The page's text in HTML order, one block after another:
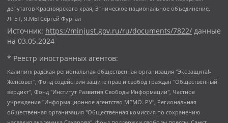
депутатов Красноярского края, Этническое национальное объединение,
ЛГБТ, Я.МЫ Сергей Фургал
Источник: https://minjust.gov.ru/ru/documents/7822/ данные
на 03.05.2024
* Реестр иностранных агентов:
Калининградская региональная общественная организация "Экозащита!-Женсовет", Фонд содействия защите прав и свобод граждан "Общественный вердикт", Фонд "Институт Развития Свободы Информации", Частное учреждение "Информационное агентство МЕМО. РУ", Региональная общественная организация "Общественная комиссия по сохранению наследия академика Сахарова", Фонд поддержки свободы прессы, Санкт-Петербургская общественная правозащитная организация "Гражданский контроль", Межрегиональная общественная организация "Информационно-просветительский центр "Мемориал", Региональный Фонд "Центр Защиты Прав Средств Массовой Информации", с 05.12.2023 Фонд "Центр Защиты Прав Средств массовой информации", Региональная общественная благотворительная организация помощи беженцам и мигрантам "Гражданское содействие", Негосударственное образовательное учреждение дополнительного профессионального образования (повышение квалификации) специалистов "АКАДЕМИЯ ПО ПРАВАМ ЧЕЛОВЕКА", Свердловская региональная общественная организация "Сутяжник", Автономная некоммерческая организация "Центр независимых социологических исследований", Союз общественных объединений "Российский исследовательский центр по правам человека", Региональное общественное учреждение научно-информационный центр "МЕМОРИАЛ", Некоммерческая организация "Фонд защиты гласности", Автономная некоммерческая организация "Институт прав человека", Городская общественная организация "Екатеринбургское общество "МЕМОРИАЛ", Городская общественная организация "Рязанское историко-просветительское и правозащитное общество "Мемориал" (Рязанский Мемориал), Челябинский региональный орган общественной самодеятельности – женское общественное объединение "Женщины Евразии", Челябинский региональный орган общественной самодеятельности "Уральская правозащитная группа", Фонд содействия защите здоровья и социальной справедливости имени Андрея Рылькова, Автономная Некоммерческая Организация "Аналитический Центр Юрия Левады", Автономная некоммерческая организация социальной поддержки населения "Проект Апрель", Региональная общественная организация помощи женщинам и детям, находящимся в кризисной ситуации "Информационно-методический центр "Анна", Фонд содействия развитию массовых коммуникаций и правовому просвещению "Так-так-Так", Фонд содействия устойчивому развитию "Серебряная тайга", Свердловский региональный общественный фонд социальных проектов "Новое время", "Idel.Реалии", Кавказ.Реалии, Крым.Реалии, Телеканал Настоящее Время, Татаро-башкирская служба Радио Свобода (Azatliq Radiosi), Радио Свободная Европа/Радио Свобода (PCE/PC), "Сибирь.Реалии", "Фактограф", Благотворительный фонд помощи осужденным и их семьям, Автономная некоммерческая организация "Институт глобализации и социальных движений", Фонд "В защиту прав заключенных", Частное учреждение "Центр поддержки и содействия развитию средств массовой информации", Пензенский региональный общественный благотворительный фонд "Гражданский союз", "Север.Реалии", Некоммерческая организация Фонд "Правовая инициатива", Общество с ограниченной ответственностью "Радио Свободная Европа/Радио Свобода", Чешское информационное агентство "MEDIUM-ORIENT", Красноярская региональная общественная организация "Мы против СПИДа", Камалягин Денис Николаевич, Маркелов Сергей Евгеньевич, Пономарев Лев Александрович, Савицкая Людмила Алексеевна, Автономная некоммерческая организация "Центр по работе с проблемой насилия "НАСИЛИЮ.НЕТ", Межрегиональный профессиональный союз работников здравоохранения "Альянс врачей", Юридическое лицо, зарегистрированное в Латвийской Республике, SIA "Medusa Project" (регистрационный номер 40103797863, дата регистрации 10.06.2014), Некоммерческая организация "Фонд по борьбе с коррупцией", Автономная некоммерческая организация "Институт права и публичной политики", Баданин Роман Сергеевич, Гликин Максим Александрович, Железнова Мария Михайловна, Лукьянова Юлия Сергеевна, Маетная Елизавета Витальевна, Маняхин Петр Борисович, Чуракова Ольга Владимировна, Ярош Юлия Петровна, Юридическое лицо "The Insider SIA", зарегистрированное в Риге, Латвийская Республика (дата регистрации 26.06.2015), являющееся администратором доменного имени интернет-издания "The Insider SIA", https://theins.ru, Постернак Алексей Евгеньевич, Рубин Михаил Аркадьевич, Анин Роман Александрович, Юридическое лицо Istories fonds, зарегистрированное в Латвийской Республике (регистрационный номер 50008295751, дата регистрации 24.02.2020), Великовский Дмитрий Александрович, Долинина Ирина Николаевна, Мароховская Алеся Алексеевна, Шлейнов Роман Юрьевич, Шмагун Олеся Валентиновна, Общество с ограниченной ответственностью "Альтаир 2021", Общество с ограниченной ответственностью "Вега 2021", Общество с ограниченной ответственностью "Главный редактор 2021", Общество с ограниченной ответственностью "Ромашки монолит", Важенков Артем Валерьевич, Ивановская областная общественная организация "Центр гендерных исследований", Гурман Юрий Альбертович, Медиапроект "ОВД-Инфо", Егоров Владимир Владимирович, Жилинский Владимир Александрович, Общество с ограниченной ответственностью "ЗП", Иванова София Юрьевна, Карезина Инна Павловна, Кильтау Екатерина Викторовна, Петров Алексей Викторович, Пискунов Сергей Евгеньевич, Смирнов Сергей Сергеевич, Тихонов Михаил Сергеевич, Общество с ограниченной ответственностью "ЖУРНАЛИСТ-ИНОСТРАННЫЙ АГЕНТ", Арапова Галина Юрьевна, Вольтская Татьяна Анатольевна, Американская компания "Mason G.E.S. Anonymous Foundation" (США), являющаяся владельцем интернет-издания https://mnews.world/, Компания "Stichting Bellingcat", зарегистрированная в Нидерландах (дата регистрации 11.07.2018), Захаров Андрей Вячеславович, Клепиковская Екатерина Дмитриевна, Общество с ограниченной ответственностью "МЕМО", Перл Роман Александрович, Симонов Евгений Алексеевич, Соловьева Елена Анатольевна, Сотников Даниил Владимирович, Сурначева Елизавета Дмитриевна, Автономная некоммерческая организация по защите прав человека и информированию населения "Якутия – Наше Мнение", Общество с ограниченной ответственностью "Москоу диджитал медиа", с 26.01.2023 Общество с ограниченной ответственностью "Чайка Белые сады", Ветошкина Валерия Валерьевна, Заговора Максим Александрович, Межрегиональное общественное движение "Российская ЛГБТ - сеть", Оленичев Максим Владимирович, Павлов Иван Юрьевич, Скворцова Елена Сергеевна, Общество с ограниченной ответственностью "Как бы инагент", Кочетков Игорь Викторович, Общество с ограниченной ответственностью "Честные выборы", Еланчик Олег Александрович, Общество с ограниченной ответственностью "Нобелевский призыв", Гималова Регина Эмилевна, Григорьев Андрей Валерьевич, Григорьева Алина Александровна, Ассоциация по содействию защите прав призывников, альтернативнослужащих и военнослужащих "Правозащитная группа "Гражданин.Армия.Право", Хисамова Регина Фаритовна, Автономная некоммерческая организация по реализации социально-правовых программ "Лилит", Дальневосточное общественное движение "Маяк", Санкт-Петербургская ЛГБТ-инициативная группа "Выход", Инициативная группа ЛГБТ+ "Реверс", Алексеев Андрей Викторович, Бекбулатова Таисия Львовна, Беляев Иван Михайлович, Владыкина Елена Сергеевна, Гельман Марат Александрович, Никульшина Вероника Юрьевна, Толоконникова Надежда Андреевна, Шендерович Виктор Анатольевич, Общество с ограниченной ответственностью "Данное сообщение", Общество с ограниченной ответственностью Издательский дом "Новая глава", Айнбиндер Александра Александровна, Московский комьюнити-центр для ЛГБТ+инициатив, Благотворительный фонд развития филантропии, Deutsche Welle (Германия, Kurt-Schumacher-Strasse 3, 53113 Bonn), Борзунова Мария Михайловна, Воробьев Виктор Викторович, Голубева Анна Львовна, Константинова Алла Михайловна, Малкова Ирина Владимировна, Мурадов Мурад Абдулгалимович, Осетинская Елизавета Николаевна, Понасенков Евгений Николаевич, Ганапольский Матвей Юрьевич, Киселев Евгений Алексеевич, Борухович Ирина Григорьевна, Дремин Иван Тимофеевич, Дубровский Дмитрий Викторович, Красноярская региональная общественная организация поддержки и развития альтернативных образовательных технологий и межкультурных коммуникаций "ИНТЕРРА", Маяковская Екатерина Алексеевна, Фейгин Марк Захарович, Филимонов Андрей Викторович, Дзугкоева Регина Николаевна, Доброхотов Роман Александрович, Дудь Юрий Александрович, Елкин Сергей Владимирович, Кругликов Кирилл Игоревич, Сабунаева Мария Леонидовна, Семенов Алексей Владимирович, Шаинян Карен Багратович, Шульман Екатерина Михайловна, Асафьев Артур Валерьевич, Вахштайн Виктор Семенович, Венедиктов Алексей Алексеевич, Лушникова Екатерина Евгеньевна, Волков Леонид Михайлович, Невзоров Александр Глебович, Пархоменко Сергей Борисович, Сироткин Ярослав Николаевич, Кара-Мурза Владимир Владимирович, Баранова Наталья Владимировна, Гозман Леонид Яковлевич, Кагарлицкий Борис Юльевич, Климарев Михаил Валерьевич, Милов Владимир Станиславович, Автономная некоммерческая организация Краснодарский центр современного искусства "Типография", Моргенштерн Алишер Тагирович, Соболь Любовь Эдуардовна, Общество с ограниченной ответственностью "ЛИЗА НОРМ", Каспаров Гарри Кимович, Ходорковский Михаил Борисович, Общество с ограниченной ответственностью "Апрельские тезисы", Данилович Ирина Брониславовна, Кашин Олег Владимирович, Петров Николай Владимирович, Пивоваров Алексей Владимирович, Соколов Михаил Владимирович, Цветкова Юлия Владимировна, Чичваркин Евгений Александрович, Комитет против пыток/Команда против пыток, Общество с ограниченной ответственностью "Первый научный", Общество с ограниченной ответственностью "Вертолет и ко", Белоцерковская Вероника Борисовна, Кац Максим Евгеньевич, Лазарева Татьяна Юрьевна, Шаведдинов Руслан Табризович, Яшин Илья Валерьевич, Общество с ограниченной ответственностью "Иноагент ААВ", Алешковский Дмитрий Петрович, Альбац Евгения Марковна, Быков Дмитрий Львович, Галямина Юлия Евгеньевна, Лойко Сергей Леонидович, Мартынов Кирилл Константинович, Медведев Сергей Александрович, Крашенинников Федор Геннадиевич, Гордеева Катерина Вл